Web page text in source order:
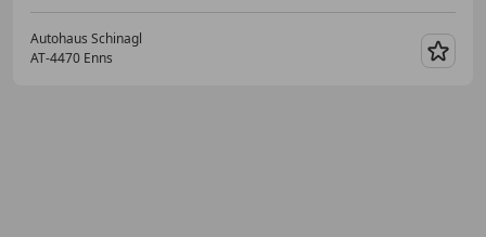
Autohaus Schinagl
AT-4470 Enns